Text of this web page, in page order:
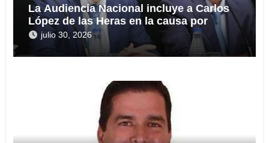
La Audiencia Nacional incluye a Carlos
López de las Heras en la causa por
presuntas irregularidades en el rescate
de 112,8 millones a Tubos Reunidos
julio 30, 2026